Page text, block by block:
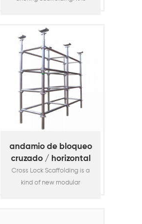
Support, Including
Infrastructure Scaffolding
Like Bridge, High Speedway
Construction, Industrial
Scaffolding like Offshore
Construction and High Load
Concrete Formwork
Temporary Scaffolding. The
Vertical is made by
O.D60x3.5mm high grade
steel tube 7
andamio de bloqueo
cruzado / horizontal
Cross Lock Scaffolding is a
kind of new modular